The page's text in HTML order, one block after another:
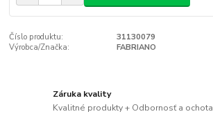
Číslo produktu:
31130079
Výrobca/Značka:
FABRIANO
Záruka kvality
Kvalitné produkty + Odbornosť a ochota